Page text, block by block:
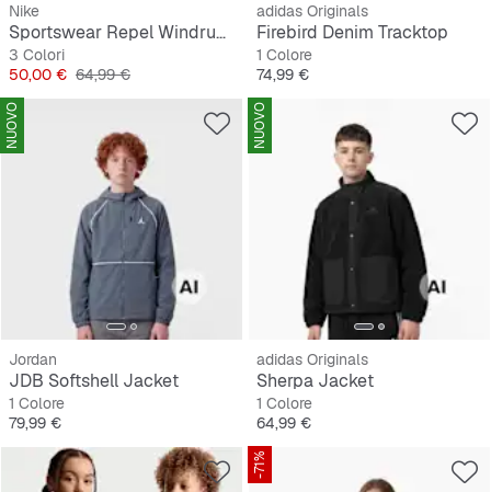
Nike
Sportswear Repel Windrunner Hooded Jacket
3 Colori
Prezzo
50,00 € Prezzo originale
64,99 €
adidas Originals
Firebird Denim Tracktop
1 Colore
Prezzo
74,99 €
NUOVO
Jordan
JDB Softshell Jacket
1 Colore
Prezzo
79,99 €
NUOVO
adidas Originals
Sherpa Jacket
1 Colore
Prezzo
64,99 €
-71%